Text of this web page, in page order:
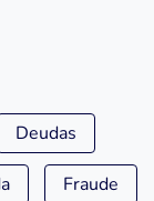
Deudas
Fraude